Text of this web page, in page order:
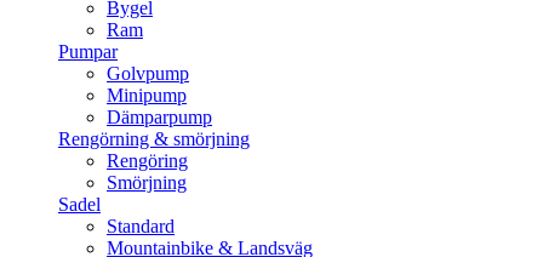
Bygel
Ram
Pumpar
Golvpump
Minipump
Dämparpump
Rengörning & smörjning
Rengöring
Smörjning
Sadel
Standard
Mountainbike & Landsväg